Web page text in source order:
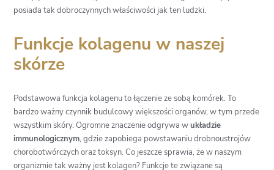
posiada tak dobroczynnych właściwości jak ten ludzki.
Funkcje kolagenu w naszej
skórze
Podstawowa funkcja kolagenu to łączenie ze sobą komórek. To
bardzo ważny czynnik budulcowy większości organów, w tym przede
wszystkim skóry. Ogromne znaczenie odgrywa wukładzie
immunologicznym, gdzie zapobiega powstawaniu drobnoustrojów
chorobotwórczych oraz toksyn. Co jeszcze sprawia, że w naszym
organizmie tak ważny jest kolagen? Funkcje te związane są